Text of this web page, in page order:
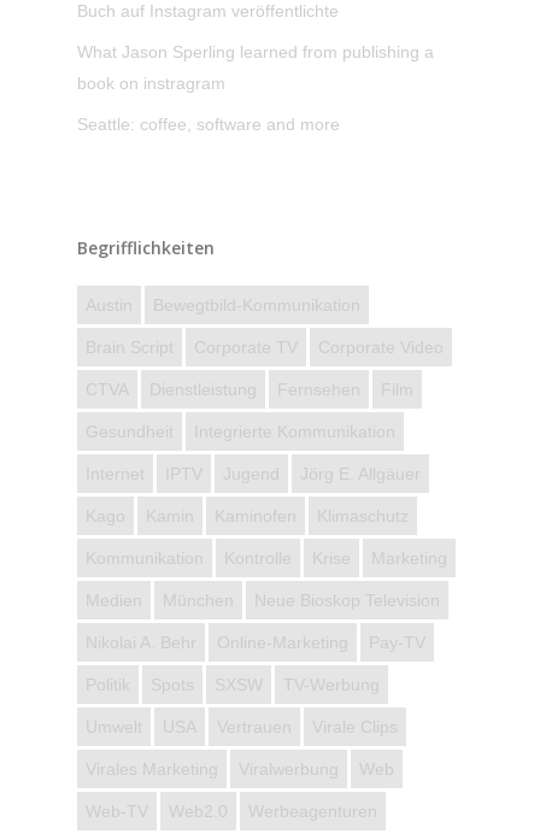
Buch auf Instagram veröffentlichte
What Jason Sperling learned from publishing a
book on instragram
Seattle: coffee, software and more
Begrifflichkeiten
Austin Bewegtbild-Kommunikation
Brain Script Corporate TV Corporate Video
CTVA Dienstleistung Fernsehen Film
Gesundheit Integrierte Kommunikation
Internet IPTV Jugend Jörg E. Allgäuer
Kago Kamin Kaminofen Klimaschutz
Kommunikation Kontrolle Krise Marketing
Medien München Neue Bioskop Television
Nikolai A. Behr Online-Marketing Pay-TV
Politik Spots SXSW TV-Werbung
Umwelt USA Vertrauen Virale Clips
Virales Marketing Viralwerbung Web
Web-TV Web2.0 Werbeagenturen